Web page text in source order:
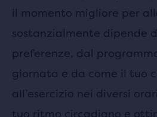
il momento migliore per
sostanzialmente dipende
preferenze, dal
giornata e da come il tuo
all’esercizio nei diversi
tuo ritmo circadiano e